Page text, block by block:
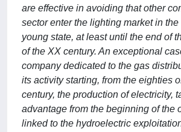
are effective in avoiding that other
sector enter the lighting market in
young state, at least until the end of
of the XX century. An exceptional
company dedicated to the gas
its activity starting, from the eighties
century, the production of electricity,
advantage from the beginning of the
linked to the hydroelectric